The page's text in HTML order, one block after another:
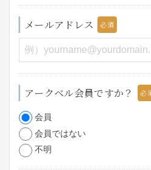
メールアドレス
アークベル会員ですか？
会員
会員ではない
不明